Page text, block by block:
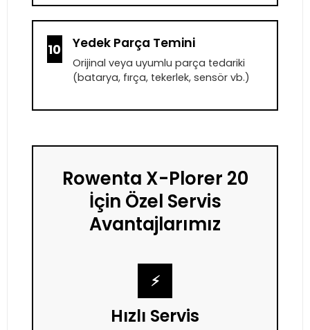
10 Yedek Parça Temini
Orijinal veya uyumlu parça tedariki
(batarya, fırça, tekerlek, sensör vb.)
Rowenta X-Plorer 20
İçin Özel Servis
Avantajlarımız
⚡
Hızlı Servis